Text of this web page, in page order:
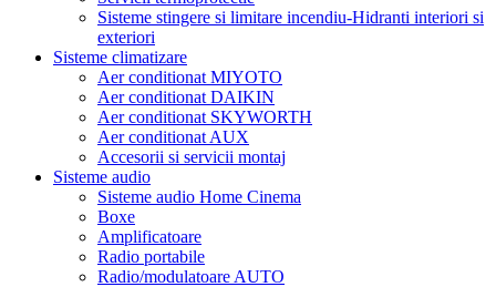
Sisteme stingere si limitare incendiu-Hidranti interiori si
exteriori
Sisteme climatizare
Aer conditionat MIYOTO
Aer conditionat DAIKIN
Aer conditionat SKYWORTH
Aer conditionat AUX
Accesorii si servicii montaj
Sisteme audio
Sisteme audio Home Cinema
Boxe
Amplificatoare
Radio portabile
Radio/modulatoare AUTO